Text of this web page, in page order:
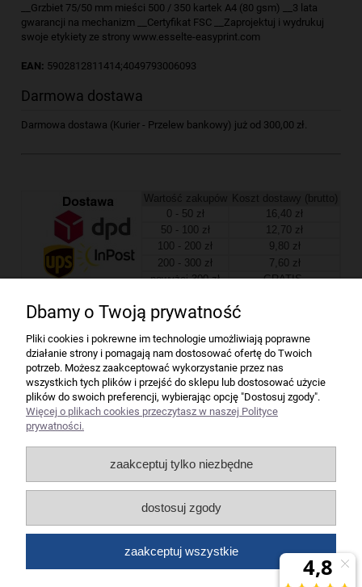
__Grzbiet 75/50 mm mieści 500 / 350 kartek A4 (80 gsm) __3 lata
gwarancji na mechanizm __Certyfikat FSC __Zaprojektuj i wydrukuj
swoje etykiety ze strony www.esselte-easyprint.com
EAN: 5902812811414;4049793006093
Darmowa dostawa
Darmowa dostawa (Kurier - Przelew bankowy) już od 300,00 zł.
Wartość zakupów
Koszt dostawy (brutto)
0 - 50 zł
16,40 zł
50 - 100 zł
12,70 zł
100 - 200 zł
9,80 zł
200 - 300 zł
7,60 zł
powyżej 300 zł
GRATIS
Firma
Bindownice wg producentów
Niszczarki wg producentów
Liczarki pieniędzy
Dbamy o Twoją prywatność
Pliki cookies i pokrewne im technologie umożliwiają poprawne
działanie strony i pomagają nam dostosować ofertę do Twoich
potrzeb. Możesz zaakceptować wykorzystanie przez nas
wszystkich tych plików i przejść do sklepu lub dostosować użycie
plików do swoich preferencji, wybierając opcję "Dostosuj zgody".
Więcej o plikach cookies przeczytasz w naszej Polityce
prywatności.
zaakceptuj tylko niezbędne
dostosuj zgody
zaakceptuj wszystkie